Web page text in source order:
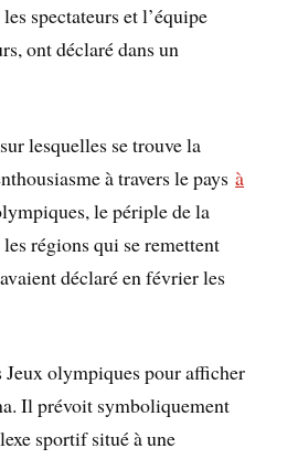
spectateurs et l’équipe
ont déclaré dans un
lesquelles se trouve la
à travers le paysà
le périple de la
régions qui se remettent
déclaré en février les
Jeux olympiques pour afficher
Il prévoit symboliquement
sportif situé à une